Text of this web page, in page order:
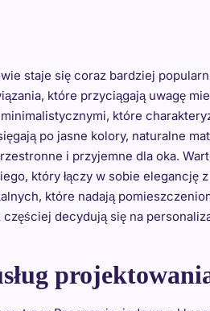
staje się coraz bardziej
które przyciągają uwagę
które
po jasne kolory, naturalne
i przyjemne dla oka.
który łączy w sobie
które nadają
decydują się na